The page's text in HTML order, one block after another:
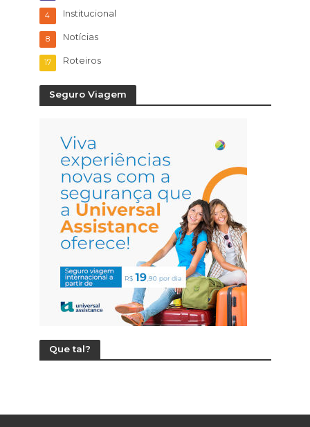
Institucional
4
Notícias
8
Roteiros
17
Seguro Viagem
Que tal?